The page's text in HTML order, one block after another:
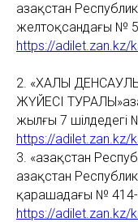
Қазақстан
желтоқсандағы №
https://
2. «ХАЛЫҚ
ЖҮЙЕСІ
жылғы 7 шiлдедегi №
https://
3. «Қазақстан
Қазақстан
қарашадағы № 414-
https://